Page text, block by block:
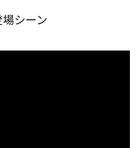
シーン